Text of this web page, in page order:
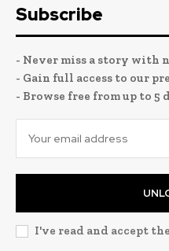
Subscribe
- Never miss a story with
- Gain full access to our
- Browse free from up to 5
I've read and accept the